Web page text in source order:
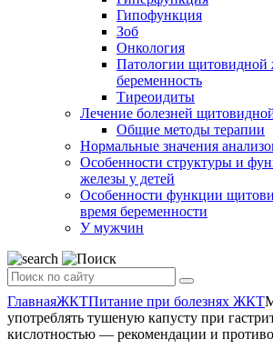
Гипофункция
Зоб
Онкология
Патологии щитовидной
беременность
Тиреоидиты
Лечение болезней
Общие методы терапии
Нормальные значения
Особенности структуры и
железы у детей
Особенности функции
время беременности
У мужчин
ГлавнаяЖКТПитание при болезнях ЖКТ
употреблять тушеную капусту при
кислотностью — рекомендации и